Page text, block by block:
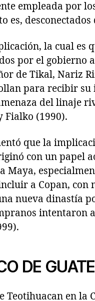
empleada por
es,
la cual es
por el gobierno
de Tikal, Nariz
para recibir su
del linaje
Fialko (1990).
que la
con un papel
Maya,
a Copan, con
nueva dinastía
intentaron
DE
en la